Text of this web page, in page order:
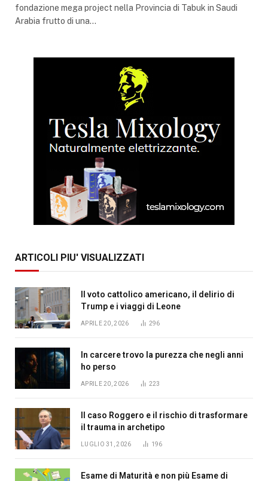
fondazione mega project nella Provincia di Tabuk in Saudi
Arabia frutto di una…
ARTICOLI PIU' VISUALIZZATI
Il voto cattolico americano, il delirio di
Trump e i viaggi di Leone
APRILE 20, 2026 296
In carcere trovo la purezza che negli anni
ho perso
APRILE 20, 2026 223
Il caso Roggero e il rischio di trasformare
il trauma in archetipo
LUGLIO 31, 2026 196
Esame di Maturità e non più Esame di